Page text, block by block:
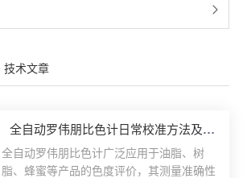
技术文章
全自动罗伟朋比色计日常校准方法及标准滤光片使用规范
全自动罗伟朋比色计广泛应用于油脂、树
脂、蜂蜜等产品的色度评价，其测量准确性